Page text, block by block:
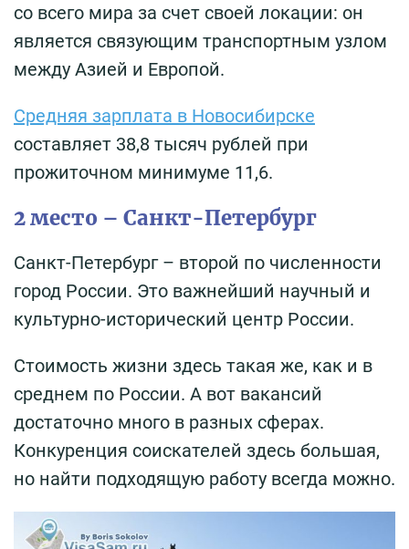
со всего мира за счет своей локации: он
является связующим транспортным узлом
между Азией и Европой.
Средняя зарплата в Новосибирске
составляет 38,8 тысяч рублей при
прожиточном минимуме 11,6.
2 место – Санкт-Петербург
Санкт-Петербург – второй по численности
город России. Это важнейший научный и
культурно-исторический центр России.
Стоимость жизни здесь такая же, как и в
среднем по России. А вот вакансий
достаточно много в разных сферах.
Конкуренция соискателей здесь большая,
но найти подходящую работу всегда можно.